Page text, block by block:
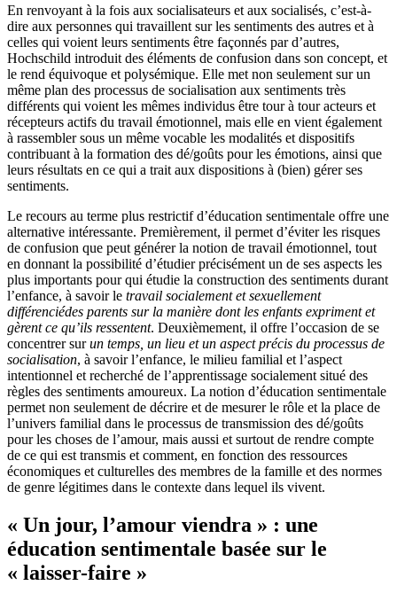
En renvoyant à la fois aux socialisateurs et aux socialisés, c’est-à-
dire aux personnes qui travaillent sur les sentiments des autres et à
celles qui voient leurs sentiments être façonnés par d’autres,
Hochschild introduit des éléments de confusion dans son concept, et
le rend équivoque et polysémique. Elle met non seulement sur un
même plan des processus de socialisation aux sentiments très
différents qui voient les mêmes individus être tour à tour acteurs et
récepteurs actifs du travail émotionnel, mais elle en vient également
à rassembler sous un même vocable les modalités et dispositifs
contribuant à la formation des dé/goûts pour les émotions, ainsi que
leurs résultats en ce qui a trait aux dispositions à (bien) gérer ses
sentiments.
Le recours au terme plus restrictif d’éducation sentimentale offre une
alternative intéressante. Premièrement, il permet d’éviter les risques
de confusion que peut générer la notion de travail émotionnel, tout
en donnant la possibilité d’étudier précisément un de ses aspects les
plus importants pour qui étudie la construction des sentiments durant
l’enfance, à savoir le travail socialement et sexuellement
différenciédes parents sur la manière dont les enfants expriment et
gèrent ce qu’ils ressentent. Deuxièmement, il offre l’occasion de se
concentrer surun temps, un lieu et un aspect précis du processus de
socialisation, à savoir l’enfance, le milieu familial et l’aspect
intentionnel et recherché de l’apprentissage socialement situé des
règles des sentiments amoureux. La notion d’éducation sentimentale
permet non seulement de décrire et de mesurer le rôle et la place de
l’univers familial dans le processus de transmission des dé/goûts
pour les choses de l’amour, mais aussi et surtout de rendre compte
de ce qui est transmis et comment, en fonction des ressources
économiques et culturelles des membres de la famille et des normes
de genre légitimes dans le contexte dans lequel ils vivent.
« Un jour, l’amour viendra » : une
éducation sentimentale basée sur le
« laisser-faire »